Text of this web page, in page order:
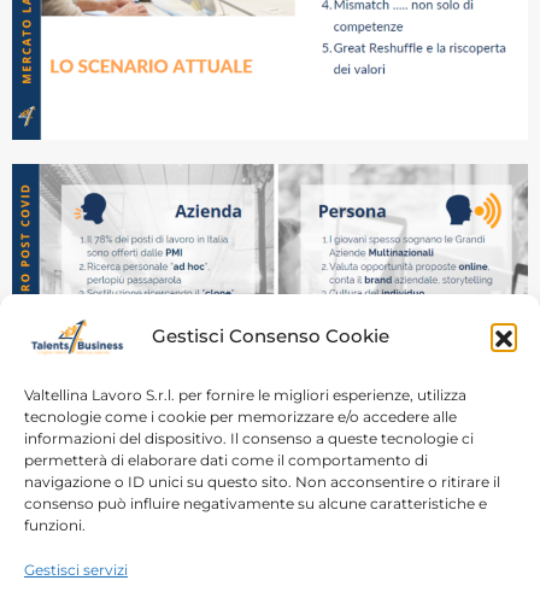
Gestisci Consenso Cookie
Valtellina Lavoro S.r.l. per fornire le migliori esperienze, utilizza
tecnologie come i cookie per memorizzare e/o accedere alle
informazioni del dispositivo. Il consenso a queste tecnologie ci
permetterà di elaborare dati come il comportamento di
navigazione o ID unici su questo sito. Non acconsentire o ritirare il
consenso può influire negativamente su alcune caratteristiche e
funzioni.
Gestisci servizi